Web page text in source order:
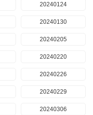
20240124
20240130
20240205
20240220
20240226
20240229
20240306